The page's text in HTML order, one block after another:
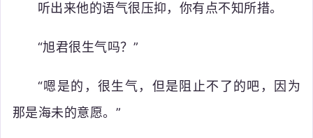
听出来他的语气很压抑，你有点不知所措。
“旭君很生气吗？”
“嗯是的，很生气，但是阻止不了的吧，因为
那是海未的意愿。”